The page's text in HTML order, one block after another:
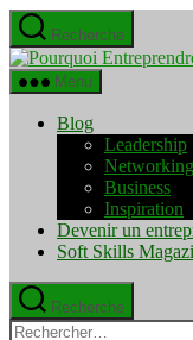
Aller
au
contenu
Recherche
Menu
Blog
Leadership
Networking
Business
Inspiration
Devenir un
Soft Skills
Recherche
Rechercher :